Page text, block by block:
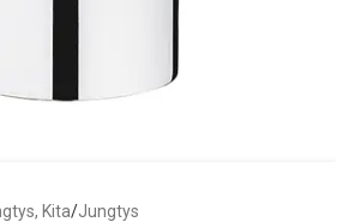
Kita/Jungtys